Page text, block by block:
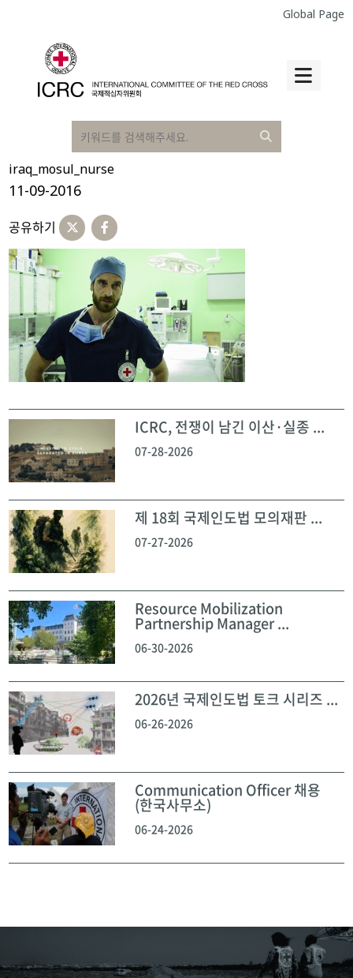
Global Page
iraq_mosul_nurse
11-09-2016
공유하기
ICRC, 전쟁이 남긴 이산·실종 ...
07-28-2026
제 18회 국제인도법 모의재판 ...
07-27-2026
Resource Mobilization
Partnership Manager ...
06-30-2026
2026년 국제인도법 토크 시리즈 ...
06-26-2026
Communication Officer 채용
(한국사무소)
06-24-2026